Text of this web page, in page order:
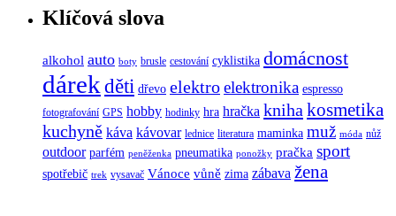
Klíčová slova
alkohol auto boty brusle cestování cyklistika domácnost
dárekděti dřevo elektroelektronika espresso
fotografování GPS hobby hodinky hra hračka kniha kosmetika
kuchyně káva kávovar lednice literatura maminka muž móda nůž
outdoor parfém peněženka pneumatika ponožky pračka sport
spotřebič trek vysavač Vánoce vůně zima zábava žena